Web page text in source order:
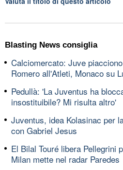
Blasting News consiglia
Calciomercato: Juve
Romero all'Atleti, Monaco su
Pedullà: 'La Juventus ha
insostituibile? Mi risulta altro'
Juventus, idea Kolasinac per
con Gabriel Jesus
El Bilal Touré libera Pellegrini
Milan mette nel radar Paredes